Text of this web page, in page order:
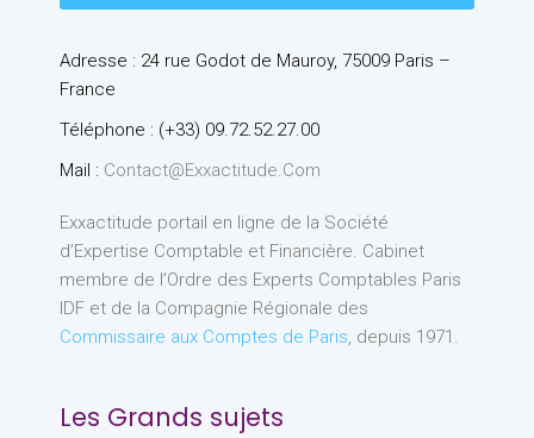
Adresse : 24 rue Godot de Mauroy, 75009 Paris –
France
Téléphone : (+33) 09.72.52.27.00
Mail : Contact@exxactitude.com
Exxactitude portail en ligne de la Société
d’Expertise Comptable et Financière. Cabinet
membre de l’Ordre des Experts Comptables Paris
IDF et de la Compagnie Régionale des
Commissaire aux Comptes de Paris, depuis 1971.
Les Grands sujets